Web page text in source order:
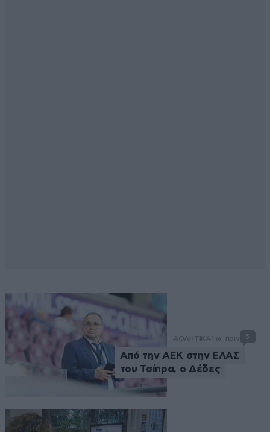
ΑΘΛΗΤΙΚΑ 1 ω. πριν 5
Από την ΑΕΚ στην ΕΛΑΣ
του Τσίπρα, ο Δέδες